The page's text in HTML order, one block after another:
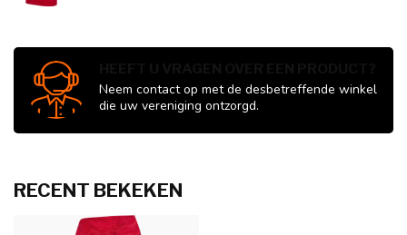
Neem contact op met de desbetreffende winkel
die uw vereniging ontzorgd.
RECENT BEKEKEN